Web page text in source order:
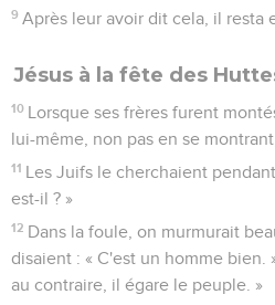
9 Après leur avoir dit cela, il resta
Jésus à la fête des
10 Lorsque ses frères furent
lui-même, non pas en se
11 Les Juifs le cherchaient
est-il ? »
12 Dans la foule, on murmurait
disaient : « C'est un homme bien.
au contraire, il égare le peuple. »